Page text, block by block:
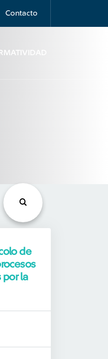
Contacto
de
por la